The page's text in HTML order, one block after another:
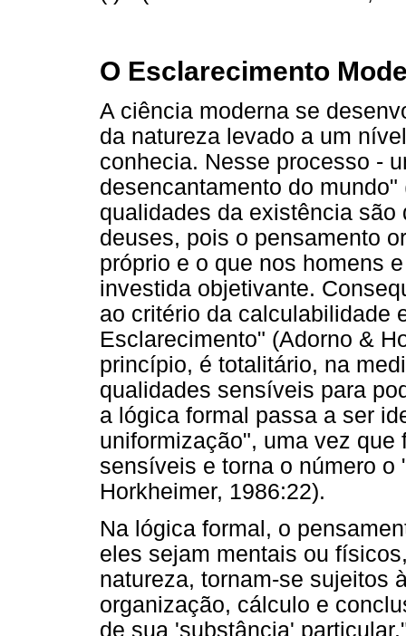
O Esclarecimento
A ciência moderna se
da natureza levado a um
conhecia. Nesse processo -
desencantamento do
qualidades da existência
deuses, pois o pensamento
próprio e o que nos homens
investida objetivante.
ao critério da calculabilidade
Esclarecimento" (Adorno &
princípio, é totalitário, na
qualidades sensíveis para
a lógica formal passa a ser
uniformização", uma vez
sensíveis e torna o número
Horkheimer, 1986:22).
Na lógica formal, o
eles sejam mentais ou
natureza, tornam-se sujeitos
organização, cálculo e
de sua 'substância'